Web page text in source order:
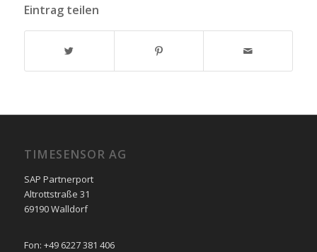
Eintrag teilen
TIMESENSOR AG
SAP Partnerport
Altrottstraße 31
69190 Walldorf
Fon: +49 6227 381 406